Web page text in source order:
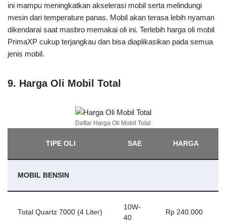
ini mampu meningkatkan akselerasi mobil serta melindungi
mesin dari temperature panas. Mobil akan terasa lebih nyaman
dikendarai saat masbro memakai oli ini. Terlebih harga oli mobil
PrimaXP cukup terjangkau dan bisa diaplikasikan pada semua
jenis mobil.
9. Harga Oli Mobil Total
Daftar Harga Oli Mobil Total
TIPE OLI SAE HARGA
MOBIL BENSIN
Total Quartz 7000 (4 Liter)
10W-
40
Rp 240.000